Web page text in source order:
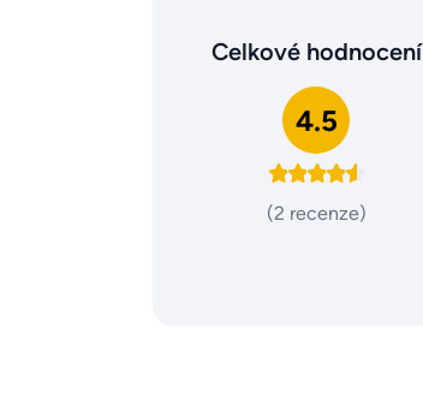
Celkové hodnocení
4.5
(2 recenze)